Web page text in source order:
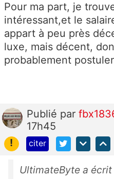
Pour ma part, je
intéressant,et le
appart à peu près
luxe, mais décent,
probablement
Publié par
17h45
!
citer
UltimateByte a écrit